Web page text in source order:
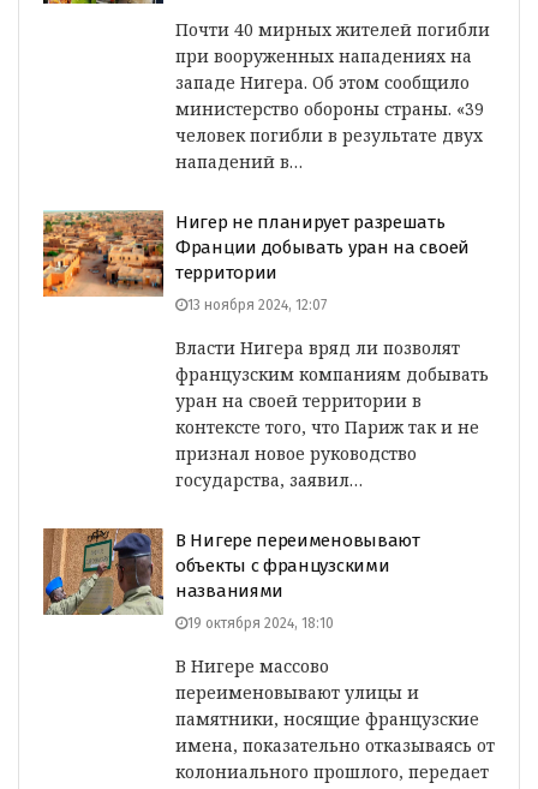
Почти 40 мирных жителей погибли
при вооруженных нападениях на
западе Нигера. Об этом сообщило
министерство обороны страны. «39
человек погибли в результате двух
нападений в…
Нигер не планирует разрешать
Франции добывать уран на своей
территории
13 ноября 2024, 12:07
Власти Нигера вряд ли позволят
французским компаниям добывать
уран на своей территории в
контексте того, что Париж так и не
признал новое руководство
государства, заявил…
В Нигере переименовывают
объекты с французскими
названиями
19 октября 2024, 18:10
В Нигере массово
переименовывают улицы и
памятники, носящие французские
имена, показательно отказываясь от
колониального прошлого, передает